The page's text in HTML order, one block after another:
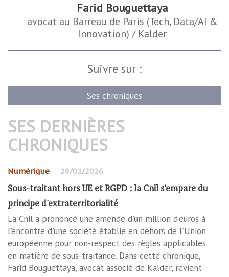
Farid Bouguettaya
avocat au Barreau de Paris (Tech, Data/AI &
Innovation) / Kalder
Suivre sur :
Ses chroniques
SES DERNIÈRES
CHRONIQUES
Numérique 28/01/2026
Sous-traitant hors UE et RGPD : la Cnil s'empare du
principe d'extraterritorialité
La Cnil a prononcé une amende d'un million d'euros à
l'encontre d'une société établie en dehors de l'Union
européenne pour non-respect des règles applicables
en matière de sous-traitance. Dans cette chronique,
Farid Bouguettaya, avocat associé de Kalder, revient